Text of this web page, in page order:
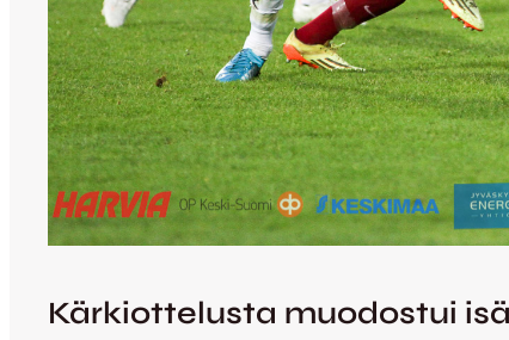
Kärkiottelusta muodostui